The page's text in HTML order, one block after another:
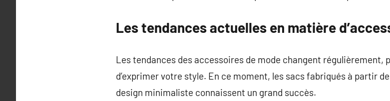
Les tendances actuelles en matière
Les tendances des accessoires de mode changent régulièrement,
d’exprimer votre style. En ce moment, les sacs fabriqués à partir
design minimaliste connaissent un grand succès.